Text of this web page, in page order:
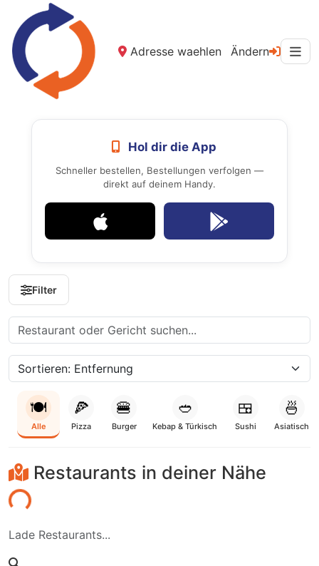
Adresse waehlen Ändern
Hol dir die App
Schneller bestellen, Bestellungen verfolgen —
direkt auf deinem Handy.
Filter
🍽️
Alle
🍕
Pizza
🍔
Burger
🥙
Kebap & Türkisch
🍱
Sushi
🍜
Asiatisch
Restaurants in deiner Nähe
Lade Restaurants...